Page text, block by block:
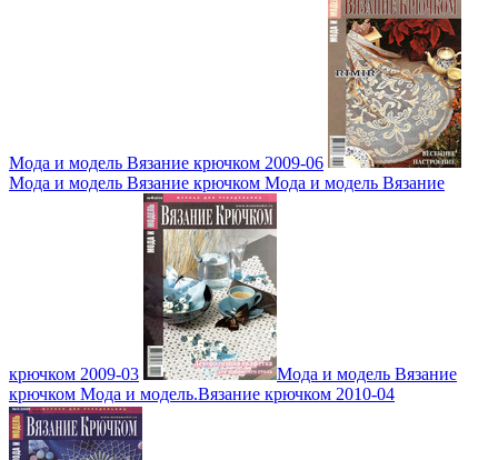
Мода и модель Вязание крючком 2009-06
Мода и модель Вязание крючком Мода и модель Вязание
крючком 2009-03
Мода и модель Вязание
крючком Мода и модель.Вязание крючком 2010-04